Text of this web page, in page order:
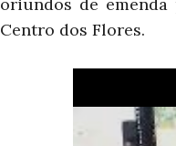
Centro dos Flores.